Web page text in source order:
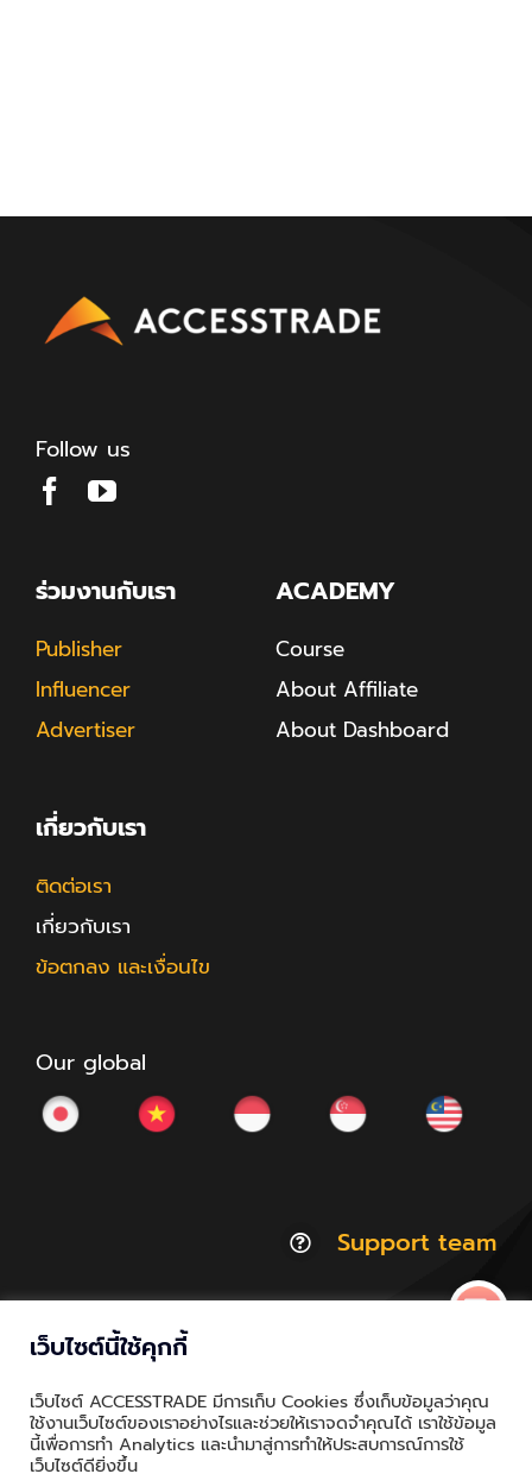
Follow us
ร่วมงานกับเรา
Publisher
Influencer
Advertiser
ACADEMY
Course
About Affiliate
About Dashboard
เกี่ยวกับเรา
ติดต่อเรา
เกี่ยวกับเรา
ข้อตกลง และเงื่อนไข
Our global
Support team
Thailand.a | All Rights Reserved
Privacy & Policy | Cookie Policy
เว็บไซต์นี้ใช้คุกกี้
เว็บไซต์ ACCESSTRADE มีการเก็บ Cookies ซึ่งเก็บข้อมูลว่าคุณ
ใช้งานเว็บไซต์ของเราอย่างไรและช่วยให้เราจดจำคุณได้ เราใช้ข้อมูล
นี้เพื่อการทำ Analytics และนำมาสู่การทำให้ประสบการณ์การใช้
เว็บไซต์ดียิ่งขึ้น